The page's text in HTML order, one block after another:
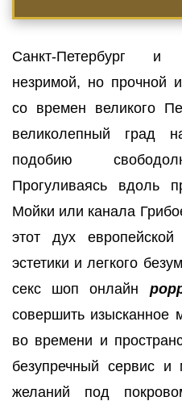
Санкт-Петербург
незримой, но прочной
со времен великого
великолепный град
подобию
Прогуливаясь вдоль
Мойки или канала
этот дух европейской
эстетики и легкого
секс шоп онлайн
совершить изысканное
во времени и
безупречный сервис и
желаний под